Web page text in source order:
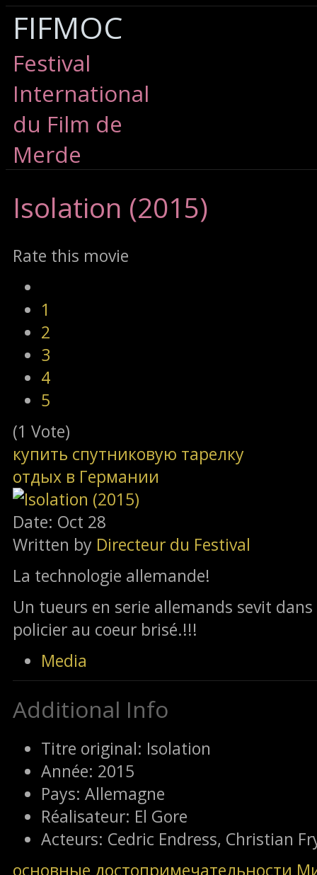
FIFMOC
Festival
International
du Film de
Merde
Isolation (2015)
Rate this movie
1
2
3
4
5
(1 Vote)
купить спутниковую тарелку
отдых в Германии
Date: Oct 28
Written by Directeur du Festival
La technologie allemande!
Un tueurs en serie allemands sevit
policier au coeur brisé.!!!
Media
Additional Info
Titre original: Isolation
Année: 2015
Pays: Allemagne
Réalisateur: El Gore
Acteurs: Cedric Endress, Christian
основные достопримечательности